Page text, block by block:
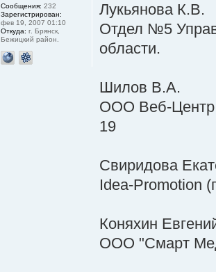
Лукьянова К.В.
Отдел №5
области.
Шилов В.А.
ООО Веб-Центр,
19
Свиридова
Idea-Promotion
Коняхин
ООО "Смарт
Сообщения: 232
Зарегистрирован:
фев 19, 2007 01:10
Откуда: г. Брянск,
Бежицкий район.